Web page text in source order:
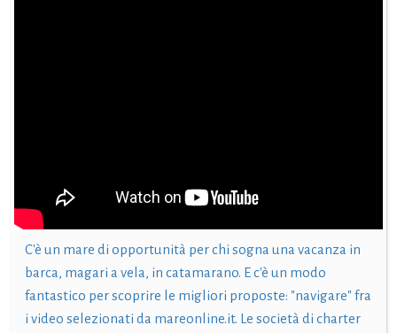
C'è un mare di opportunità per chi sogna una vacanza in
barca, magari a vela, in catamarano. E c'è un modo
fantastico per scoprire le migliori proposte: "navigare" fra
i video selezionati da mareonline.it. Le società di charter